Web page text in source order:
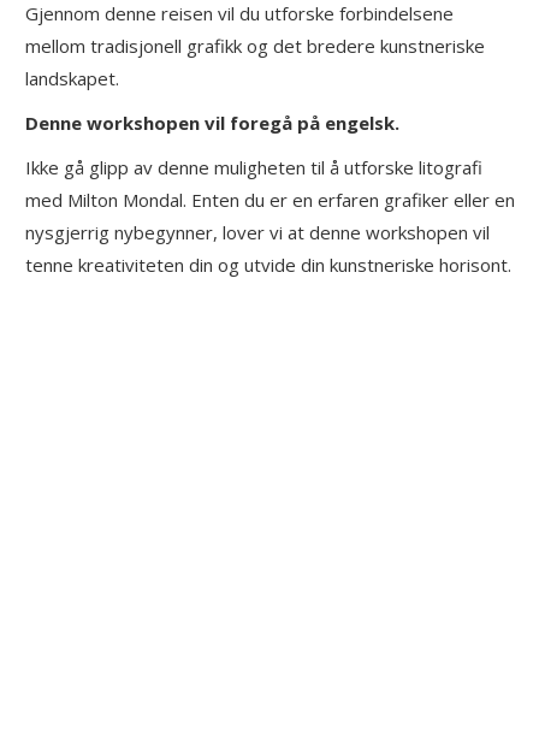
Gjennom denne reisen vil du utforske forbindelsene
mellom tradisjonell grafikk og det bredere kunstneriske
landskapet.
Denne workshopen vil foregå på engelsk.
Ikke gå glipp av denne muligheten til å utforske litografi
med Milton Mondal. Enten du er en erfaren grafiker eller en
nysgjerrig nybegynner, lover vi at denne workshopen vil
tenne kreativiteten din og utvide din kunstneriske horisont.